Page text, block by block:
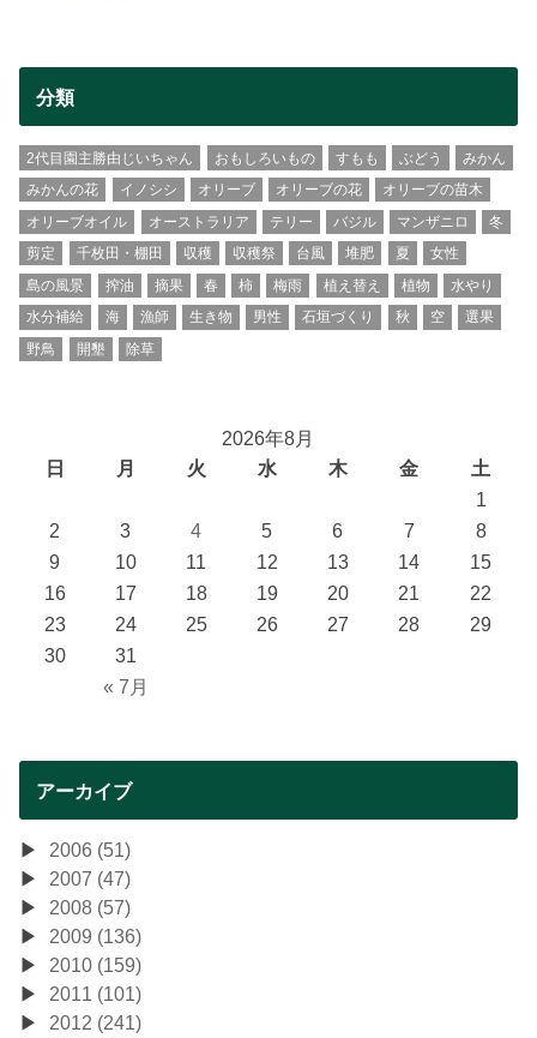
分類
2代目園主勝由じいちゃん おもしろいもの すもも ぶどう
みかん
みかんの花
イノシシ オリーブ オリーブの花
オリーブの苗木
オリーブオイル
オーストラリア テリー バジル マンザニロ
冬
剪定
千枚田・棚田 収穫 収穫祭 台風 堆肥 夏
女性
島の風景
搾油 摘果 春 柿 梅雨 植え替え 植物
水やり
水分補給
海 漁師 生き物 男性 石垣づくり 秋 空
選果
野鳥
開墾 除草
2026年8月
日
月 火 水 木 金 土
« 7月
1
2
3 4 5 6 7
8
9
10 11 12 13 14
15
16
17 18 19 20 21
22
23
24 25 26 27 28
29
30
31
アーカイブ
2006 (51)
2007 (47)
2008 (57)
2009 (136)
2010 (159)
2011 (101)
2012 (241)